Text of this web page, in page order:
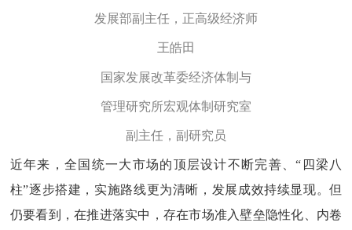
发展部副主任，正高级经济师
王皓田
国家发展改革委经济体制与
管理研究所宏观体制研究室
副主任，副研究员
近年来，全国统一大市场的顶层设计不断完善、“四梁八
柱”逐步搭建，实施路线更为清晰，发展成效持续显现。但
仍要看到，在推进落实中，存在市场准入壁垒隐性化、内卷